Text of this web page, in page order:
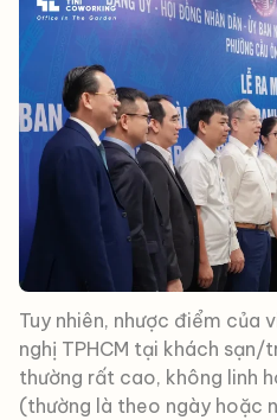
Tuy nhiên, nhược điểm của
nghị TPHCM tại khách sạn/
thường rất cao, không linh
(thường là theo ngày hoặc